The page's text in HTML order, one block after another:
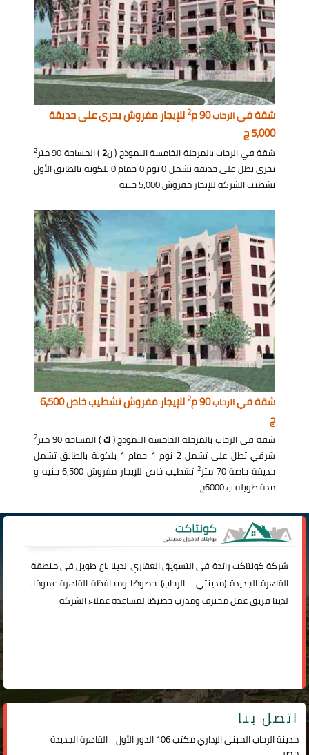
شقة فيالرحاب90 م 2للإيجار مفروش بحري على حديقة
5,000 ج
شقة في الرحاب بالمرحلة الخامسة النموذج (ن2 ) المساحة 90 متر 2
بحري تطل على حديقة تشمل 0 نوم 0 حمام 0 بلكونة بالطابق الأول
تشطيب الشركة للإيجار مفروش 5,000 جنيه
شقة فيالرحاب90 م 2
للإيجار مفروش تشطيب خاص 6,500
ج
شقة في الرحاب بالمرحلة الخامسة النموذج (ك) المساحة 90 متر 2
شرقي تطل على تشمل 2 نوم 1 حمام 1 بلكونة بالطابق تشمل
حديقة خاصة 70 متر
2
تشطيب خاص للإيجار مفروش 6,500 جنيه و
مدة طويله ب 6000ج
شركةكونتاكترائدة فى التسويق العقاري، لدينا باع طويل فى منطقة
القاهرة الجديدة (مدينتي -الرحاب) خصوصًا ومحافظة القاهرة عمومًا.
لدينا فريق عمل محترف ومدرب خصيصًا لمساعدة عملاء الشركة
اتصل بنا
مدينة الرحاب المبنى الإداري مكتب 106 الدور الأول - القاهرة الجديدة -